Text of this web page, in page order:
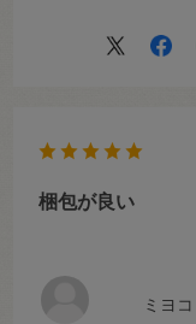
ミヨコ
梱包が良い